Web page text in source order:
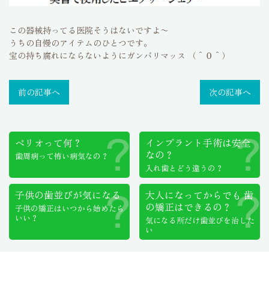
この器械持ってる医院そうはないですよ〜
うちの自慢のアイテムのひとつです。
宝の持ち腐れにならないようにガンバリマッス （＾０＾）
前の記事へ 次の記事へ
ペリオって何？
歯周病って怖い病気なの？
インプラント手術は安全
なの？
入れ歯とどう違うの？
子供の歯並びが気になる
子供の矯正はいつから始めたら
いい？
大人になってからでも歯
の矯正はできるの？
気になる所だけ歯並びを治した
い